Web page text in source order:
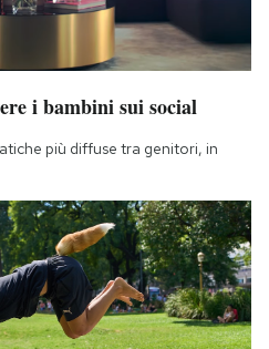
i bambini sui social
più diffuse tra genitori, in